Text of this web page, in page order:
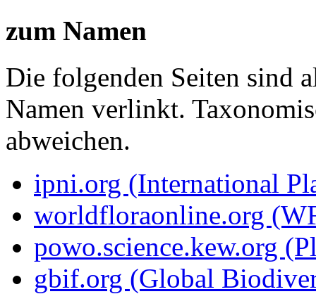
zum Namen
Die folgenden Seiten sind
Namen verlinkt.
abweichen.
ipni.org (International
worldfloraonline.org
powo.science.kew.org
gbif.org (Global